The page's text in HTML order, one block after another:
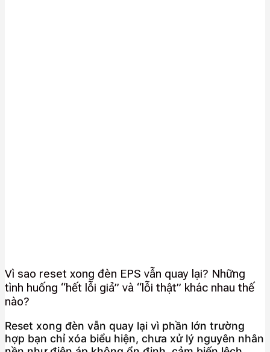
Vì sao reset xong đèn EPS vẫn quay lại? Những
tình huống “hết lỗi giả” và “lỗi thật” khác nhau thế
nào?
Reset xong đèn vẫn quay lại vì phần lớn trường
hợp bạn chỉ xóa biểu hiện, chưa xử lý nguyên nhân